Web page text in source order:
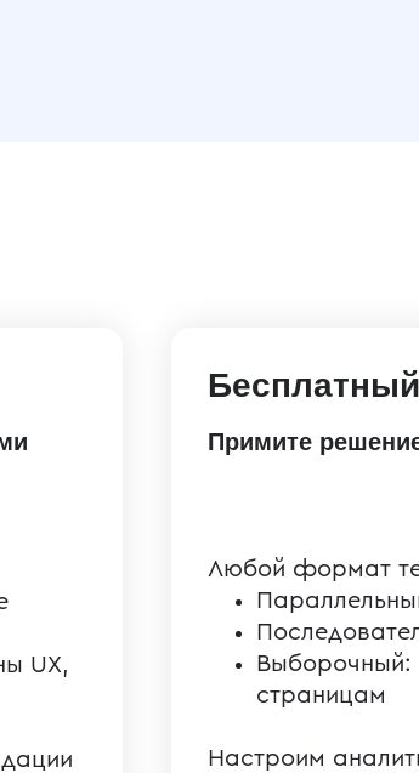
UX,
Примите
Любой формат
Выборочный:
страницам
Настроим